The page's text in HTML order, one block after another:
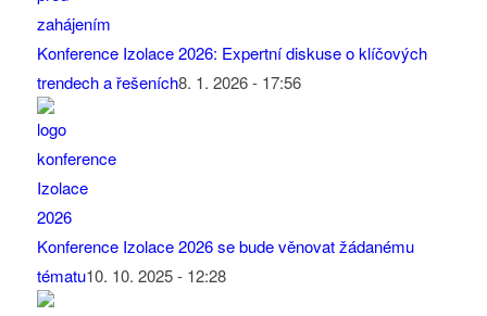
Konference Izolace 2026: Expertní diskuse o klíčových
trendech a řešeních8. 1. 2026 - 17:56
Konference Izolace 2026 se bude věnovat žádanému
tématu10. 10. 2025 - 12:28